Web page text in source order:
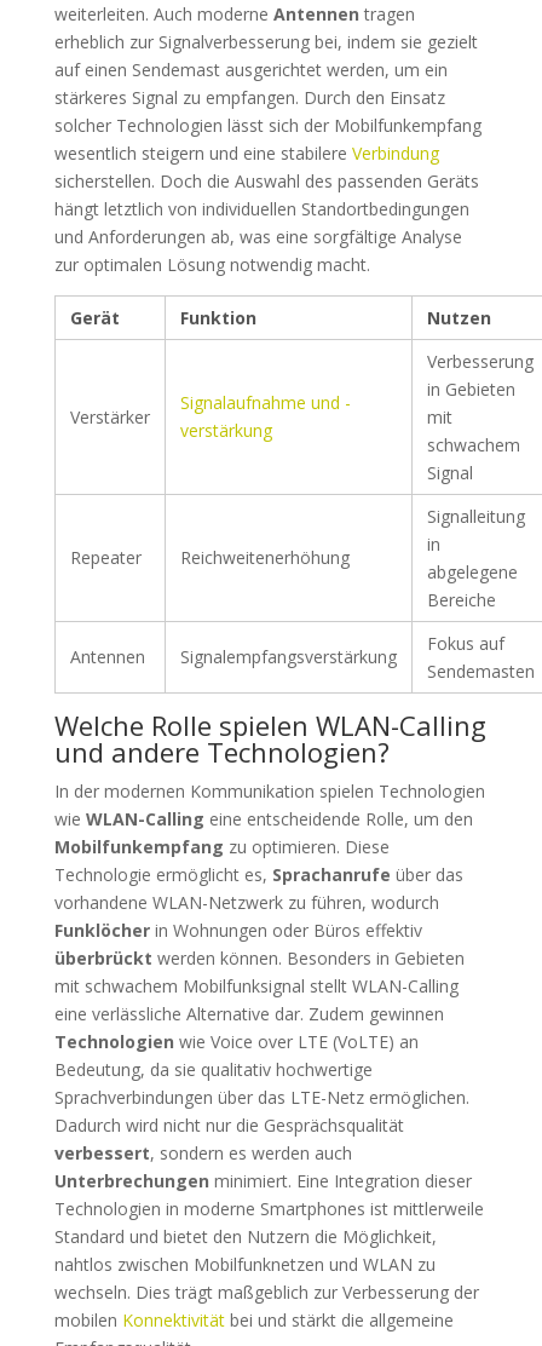
weiterleiten. Auch moderne Antennen tragen
erheblich zur Signalverbesserung bei, indem sie gezielt
auf einen Sendemast ausgerichtet werden, um ein
stärkeres Signal zu empfangen. Durch den Einsatz
solcher Technologien lässt sich der Mobilfunkempfang
wesentlich steigern und eine stabilere Verbindung
sicherstellen. Doch die Auswahl des passenden Geräts
hängt letztlich von individuellen Standortbedingungen
und Anforderungen ab, was eine sorgfältige Analyse
zur optimalen Lösung notwendig macht.
Gerät Funktion Nutzen
Verstärker
Signalaufnahme und -
verstärkung
Verbesserung
in Gebieten
mit
schwachem
Signal
Repeater Reichweitenerhöhung
Signalleitung
in
abgelegene
Bereiche
Antennen Signalempfangsverstärkung
Fokus auf
Sendemasten
Welche Rolle spielen WLAN-Calling
und andere Technologien?
In der modernen Kommunikation spielen Technologien
wie WLAN-Calling eine entscheidende Rolle, um den
Mobilfunkempfang zu optimieren. Diese
Technologie ermöglicht es, Sprachanrufe über das
vorhandene WLAN-Netzwerk zu führen, wodurch
Funklöcherin Wohnungen oder Büros effektiv
überbrückt werden können. Besonders in Gebieten
mit schwachem Mobilfunksignal stellt WLAN-Calling
eine verlässliche Alternative dar. Zudem gewinnen
Technologien wie Voice over LTE (VoLTE) an
Bedeutung, da sie qualitativ hochwertige
Sprachverbindungen über das LTE-Netz ermöglichen.
Dadurch wird nicht nur die Gesprächsqualität
verbessert, sondern es werden auch
Unterbrechungen minimiert. Eine Integration dieser
Technologien in moderne Smartphones ist mittlerweile
Standard und bietet den Nutzern die Möglichkeit,
nahtlos zwischen Mobilfunknetzen und WLAN zu
wechseln. Dies trägt maßgeblich zur Verbesserung der
mobilen Konnektivitätbei und stärkt die allgemeine